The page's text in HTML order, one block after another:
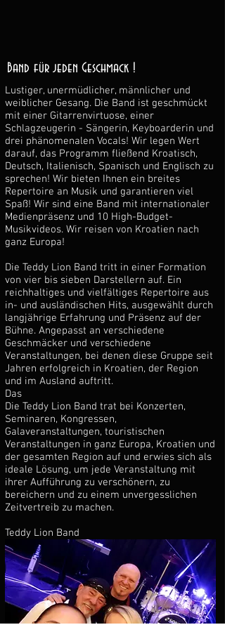
Band für jeden Geschmack !
Lustiger, unermüdlicher, männlicher und
weiblicher Gesang. Die Band ist geschmückt
mit einer Gitarrenvirtuose, einer
Schlagzeugerin - Sängerin, Keyboarderin und
drei phänomenalen Vocals! Wir legen Wert
darauf, das Programm fließend Kroatisch,
Deutsch, Italienisch, Spanisch und Englisch zu
sprechen! Wir bieten Ihnen ein breites
Repertoire an Musik und garantieren viel
Spaß! Wir sind eine Band mit internationaler
Medienpräsenz und 10 High-Budget-
Musikvideos. Wir reisen von Kroatien nach
ganz Europa!
Die Teddy Lion Band tritt in einer Formation
von vier bis sieben Darstellern auf. Ein
reichhaltiges und vielfältiges Repertoire aus
in- und ausländischen Hits, ausgewählt durch
langjährige Erfahrung und Präsenz auf der
Bühne. Angepasst an verschiedene
Geschmäcker und verschiedene
Veranstaltungen, bei denen diese Gruppe seit
Jahren erfolgreich in Kroatien, der Region
und im Ausland auftritt.
Das
Die Teddy Lion Band trat bei Konzerten,
Seminaren, Kongressen,
Galaveranstaltungen, touristischen
Veranstaltungen in ganz Europa, Kroatien und
der gesamten Region auf und erwies sich als
ideale Lösung, um jede Veranstaltung mit
ihrer Aufführung zu verschönern, zu
bereichern und zu einem unvergesslichen
Zeitvertreib zu machen.
Teddy Lion Band